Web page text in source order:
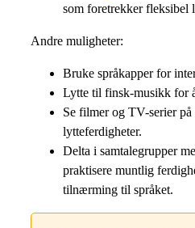
som foretrekker fleksibel
Andre muligheter:
Bruke språkapper for
Lytte til finsk-musikk for
Se filmer og TV-serier
lytteferdigheter.
Delta i samtalegrupper
praktisere muntlig
tilnærming til språket.